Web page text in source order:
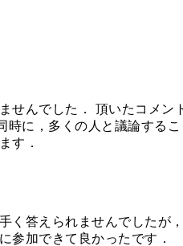
せんでした． 頂いたコメン
に，多くの人と議論するこ
す．
く答えられませんでしたが
参加できて良かったです．